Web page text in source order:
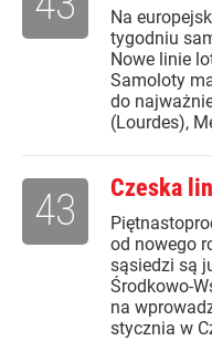
Na
tygodniu
Nowe linie
Samoloty
do
(Lourdes),
Czeska
od nowego
sąsiedzi są
Środkowo-
na
stycznia w
43